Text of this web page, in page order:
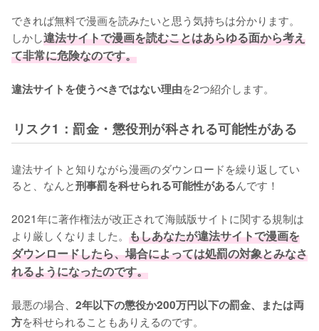
できれば無料で漫画を読みたいと思う気持ちは分かります。
しかし違法サイトで漫画を読むことはあらゆる面から考え
て非常に危険なのです。
違法サイトを使うべきではない理由を2つ紹介します。
リスク1：罰金・懲役刑が科される可能性がある
違法サイトと知りながら漫画のダウンロードを繰り返してい
ると、なんと刑事罰を科せられる可能性があるんです！
2021年に著作権法が改正されて海賊版サイトに関する規制は
より厳しくなりました。 もしあなたが違法サイトで漫画を
ダウンロードしたら、場合によっては処罰の対象とみなさ
れるようになったのです。
最悪の場合、 2年以下の懲役か200万円以下の罰金、または両
方を科せられることもありえるのです。